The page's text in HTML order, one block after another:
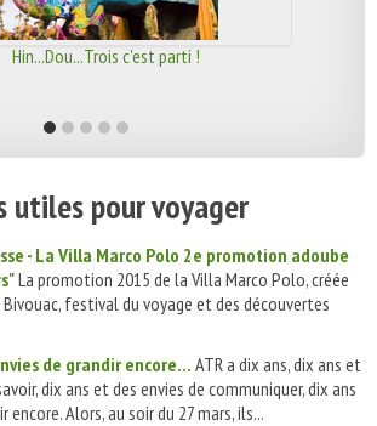
Hin...Dou...Trois c'est parti !
pour voyager
- La Villa Marco Polo 2e promotion adoube
La promotion 2015 de la Villa Marco Polo, créée
Bivouac, festival du voyage et des découvertes
de grandir encore... ATR a dix ans, dix ans et
dix ans et des envies de communiquer, dix ans
encore. Alors, au soir du 27 mars, ils...